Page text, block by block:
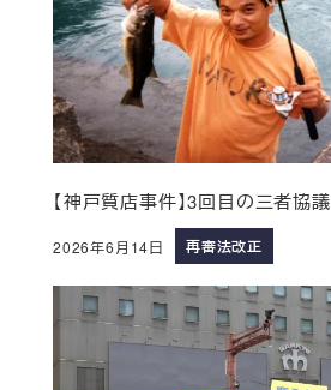
【神戸質店事件】3回目の三者協議
2026年6月14日 再審法改正